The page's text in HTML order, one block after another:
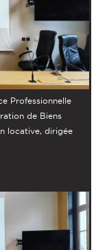
Professionnelle
de Biens
locative, dirigée